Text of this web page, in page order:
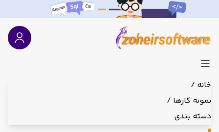
خانه /
نمونه کارها /
دسته بندی